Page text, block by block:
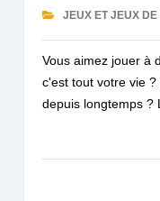
JEUX ET JEUX DE
Vous aimez jouer à
c'est tout votre vie
depuis longtemps ?